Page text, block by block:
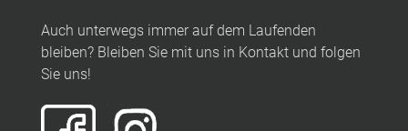
Auch unterwegs immer auf dem Laufenden
bleiben? Bleiben Sie mit uns in Kontakt und folgen
Sie uns!